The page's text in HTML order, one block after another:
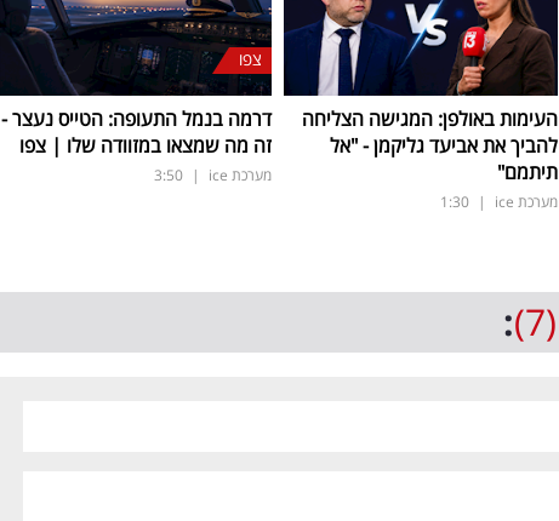
העימות באולפן: המגישה הצליחה
להביך את אביעד גליקמן - "אל
תיתמם"
מערכת ice |
1:30
צפו
דרמה בנמל התעופה: הטייס נעצר -
זה מה שמצאו במזוודה שלו | צפו
מערכת ice |
3:50
(7)
: